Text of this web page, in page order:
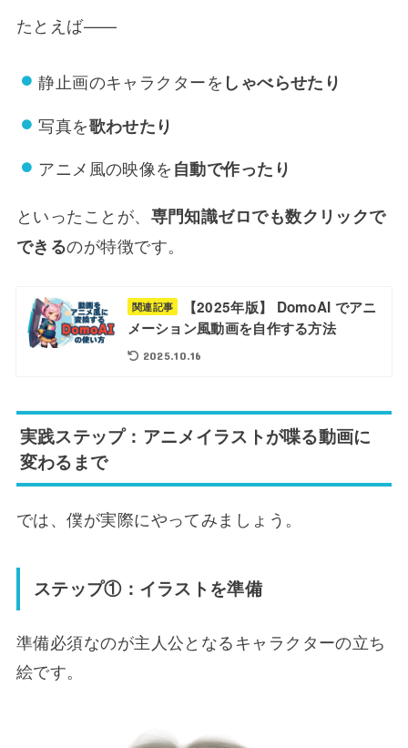
たとえば——
静止画のキャラクターを しゃべらせたり
写真を歌わせたり
アニメ風の映像を自動で作ったり
といったことが、 専門知識ゼロでも数クリックで
できるのが特徴です。
関連記事
【2025年版】 DomoAI でアニ
メーション風動画を自作する方法
2025.10.16
実践ステップ：アニメイラストが喋る動画に
変わるまで
では、僕が実際にやってみましょう。
ステップ①：イラストを準備
準備必須なのが主人公となるキャラクターの立ち
絵です。